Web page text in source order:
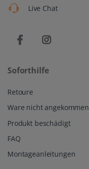
Live Chat
Soforthilfe
Retoure
Ware nicht angekommen
Produkt beschädigt
FAQ
Montageanleitungen